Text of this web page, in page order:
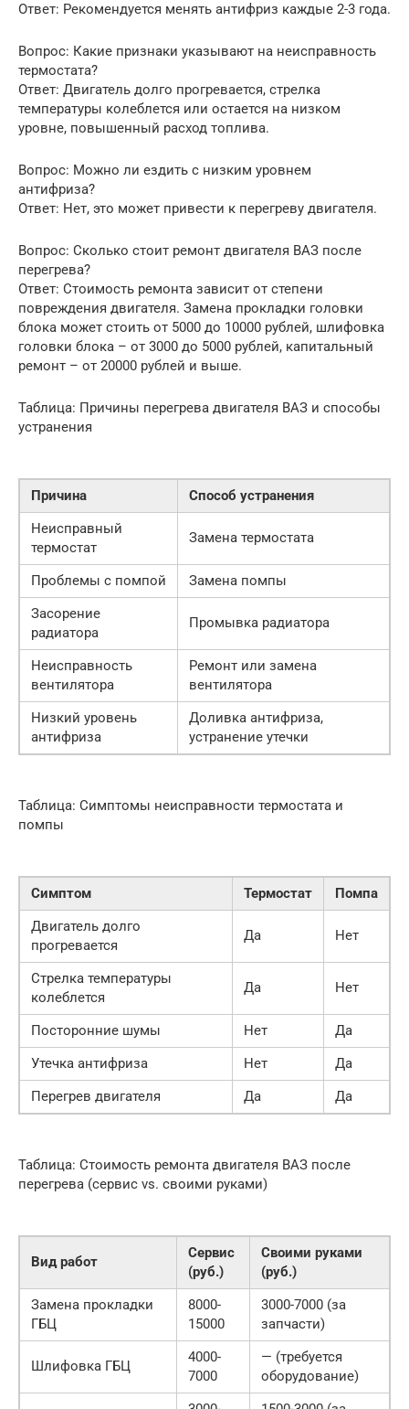
Ответ: Рекомендуется менять антифриз каждые 2-3 года.
Вопрос: Какие признаки указывают на неисправность
термостата?
Ответ: Двигатель долго прогревается, стрелка
температуры колеблется или остается на низком
уровне, повышенный расход топлива.
Вопрос: Можно ли ездить с низким уровнем
антифриза?
Ответ: Нет, это может привести к перегреву двигателя.
Вопрос: Сколько стоит ремонт двигателя ВАЗ после
перегрева?
Ответ: Стоимость ремонта зависит от степени
повреждения двигателя. Замена прокладки головки
блока может стоить от 5000 до 10000 рублей, шлифовка
головки блока – от 3000 до 5000 рублей, капитальный
ремонт – от 20000 рублей и выше.
Таблица: Причины перегрева двигателя ВАЗ и способы
устранения
Причина
Способ устранения
Неисправный
термостат
Замена термостата
Проблемы с помпой
Замена помпы
Засорение
радиатора
Промывка радиатора
Неисправность
вентилятора
Ремонт или замена
вентилятора
Низкий уровень
антифриза
Доливка антифриза,
устранение утечки
Таблица: Симптомы неисправности термостата и
помпы
Симптом Термостат
Помпа
Двигатель долго
прогревается
Да Нет
Стрелка температуры
колеблется
Да Нет
Посторонние шумы Нет
Да
Утечка антифриза
Нет
Да
Перегрев двигателя
Да Да
Таблица: Стоимость ремонта двигателя ВАЗ после
перегрева (сервис vs. своими руками)
Вид работ
Сервис
(руб.)
Своими руками
(руб.)
Замена прокладки
ГБЦ
8000-
15000
3000-7000 (за
запчасти)
Шлифовка ГБЦ
4000-
7000
— (требуется
оборудование)